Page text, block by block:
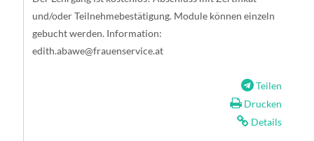
und/oder Teilnehmebestätigung. Module können einzeln
gebucht werden. Information:
edith.abawe@frauenservice.at
Teilen
Drucken
Details